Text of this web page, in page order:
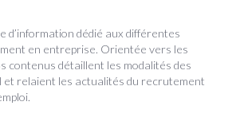
d’information dédié aux différentes
en entreprise. Orientée vers les
contenus détaillent les modalités des
et relaient les actualités du recrutement